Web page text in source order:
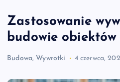
Zastosowanie
budowie obiektów
Budowa, Wywrotki 4 czerwca,